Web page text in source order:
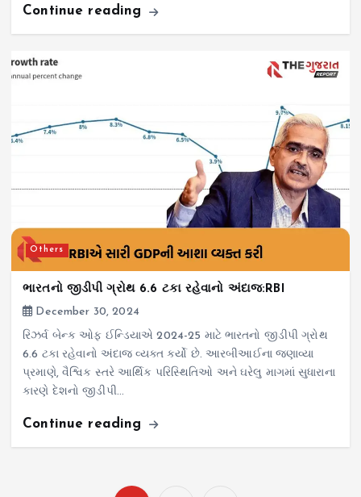
Continue reading
Others
ભારતનો જીડીપી ગ્રોથ 6.6 ટકા રહેવાનો અંદાજ:RBI
December 30, 2024
રિઝર્વ બેન્ક ઓફ ઈન્ડિયાએ 2024-25 માટે ભારતનો જીડીપી ગ્રોથ
6.6 ટકા રહેવાનો અંદાજ વ્યક્ત કર્યો છે. આરબીઆઈના જણાવ્યા
પ્રમાણે, વૈશ્વિક સ્તરે આર્થિક પરિસ્થિતિઓ અને ઘરેલુ માગમાં સુધારાના
કારણે દેશનો જીડીપી…
Continue reading